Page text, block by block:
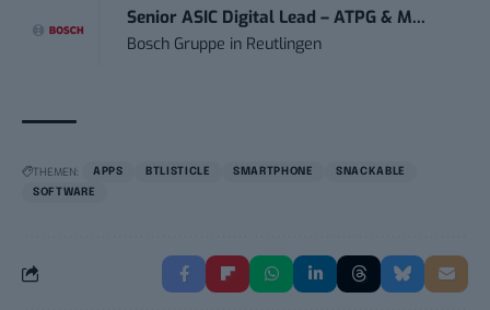
Senior ASIC Digital Lead – ATPG & M...
Bosch Gruppe in Reutlingen
THEMEN: APPS BTLISTICLE SMARTPHONE
SNACKABLE
SOFTWARE